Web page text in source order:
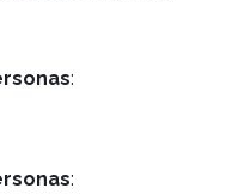
:
: